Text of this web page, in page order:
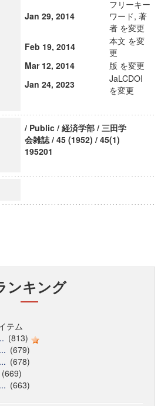
Jan 29, 2014
フリーキー
ワード, 著
者 を変更
Feb 19, 2014
本文 を変
更
Mar 12, 2014
版 を変更
Jan 24, 2023
JaLCDOI
を変更
/ Public / 経済学部 / 三田学
会雑誌 / 45 (1952) / 45(1)
195201
ンキング
テム
(813)
(679)
(678)
(669)
(663)